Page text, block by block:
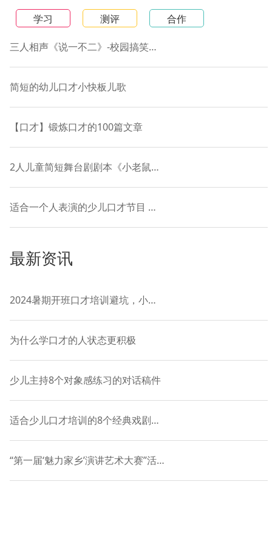
学习 测评 合作
三人相声《说一不二》-校园搞笑短剧本
简短的幼儿口才小快板儿歌
【口才】锻炼口才的100篇文章
2人儿童简短舞台剧剧本《小老鼠和落叶的故事》
适合一个人表演的少儿口才节目 贯口《十道黑》
最新资讯
2024暑期开班口才培训避坑，小主持课程-语慧9年品牌授权
为什么学口才的人状态更积极
少儿主持8个对象感练习的对话稿件
适合少儿口才培训的8个经典戏剧表演对白
“第一届‘魅力家乡’演讲艺术大赛”活动正式启动